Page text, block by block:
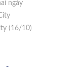
ngày
(16/10)